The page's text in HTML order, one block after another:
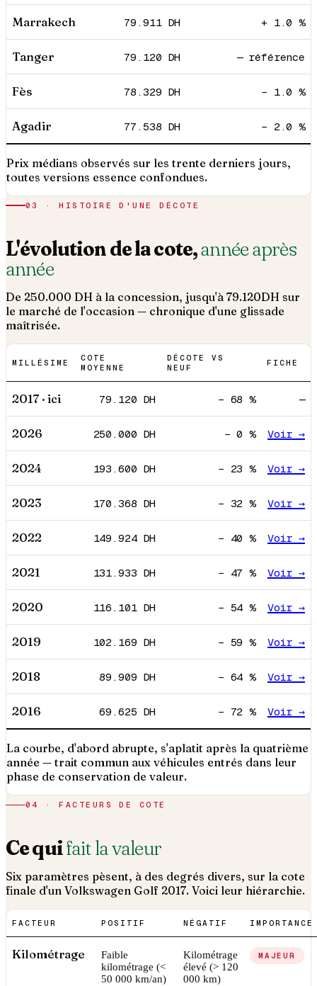
Marrakech 79.911DH + 1.0 %
Tanger 79.120 DH — référence
Fès 78.329 DH − 1.0 %
Agadir 77.538 DH − 2.0 %
Prix médians observés sur les trente derniers jours,
toutes versions essence confondues.
03 · HISTOIRE D'UNE DÉCOTE
L'évolution de la cote,année après
année
De 250.000 DH à la concession, jusqu'à 79.120DH sur
le marché de l'occasion — chronique d'une glissade
maîtrisée.
MILLÉSIME
COTE
MOYENNE
DÉCOTE VS
NEUF
FICHE
2017· ici 79.120 DH − 68 % —
2026 250.000 DH −0 % Voir →
2024 193.600 DH − 23 % Voir →
2023 170.368 DH − 32 % Voir →
2022 149.924DH − 40 % Voir →
2021 131.933 DH − 47 % Voir →
2020 116.101DH − 54 % Voir →
2019 102.169 DH − 59 % Voir →
2018 89.909 DH − 64 % Voir →
2016 69.625 DH − 72 % Voir →
La courbe, d'abord abrupte, s'aplatit après la quatrième
année — trait commun aux véhicules entrés dans leur
phase de conservation de valeur.
04 · FACTEURS DE COTE
Ce quifait la valeur
Six paramètres pèsent, à des degrés divers, sur la cote
finale d'un Volkswagen Golf 2017. Voici leur hiérarchie.
FACTEUR POSITIF NÉGATIF IMPORTANCE
Kilométrage
Faible
kilométrage (<
50 000 km/an)
Kilométrage
élevé (> 120
000 km)
MAJEUR